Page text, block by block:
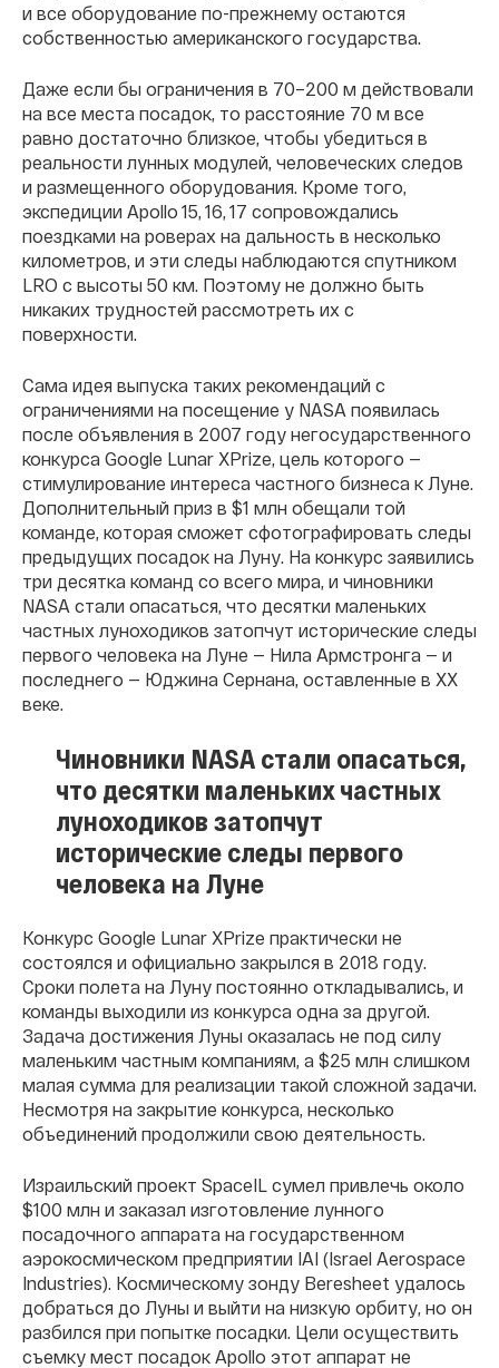
и все оборудование по-прежнему остаются
собственностью американского государства.
Даже если бы ограничения в 70–200 м действовали
на все места посадок, то расстояние 70 м все
равно достаточно близкое, чтобы убедиться в
реальности лунных модулей, человеческих следов
и размещенного оборудования. Кроме того,
экспедиции Apollo 15, 16, 17 сопровождались
поездками на роверах на дальность в несколько
километров, и эти следы наблюдаются спутником
LRO с высоты 50 км. Поэтому не должно быть
никаких трудностей рассмотреть их с
поверхности.
Сама идея выпуска таких рекомендаций с
ограничениями на посещение у NASA появилась
после объявления в 2007 году негосударственного
конкурса Google Lunar XPrize, цель которого —
стимулирование интереса частного бизнеса к Луне.
Дополнительный приз в $1 млн обещали той
команде, которая сможет сфотографировать следы
предыдущих посадок на Луну. На конкурс заявились
три десятка команд со всего мира, и чиновники
NASA стали опасаться, что десятки маленьких
частных луноходиков затопчут исторические следы
первого человека на Луне — Нила Армстронга — и
последнего — Юджина Сернана, оставленные в ХХ
веке.
Чиновники NASA стали опасаться,
что десятки маленьких частных
луноходиков затопчут
исторические следы первого
человека на Луне
Конкурс Google Lunar XPrize практически не
состоялся и официально закрылся в 2018 году.
Сроки полета на Луну постоянно откладывались, и
команды выходили из конкурса одна за другой.
Задача достижения Луны оказалась не под силу
маленьким частным компаниям, а $25 млн слишком
малая сумма для реализации такой сложной задачи.
Несмотря на закрытие конкурса, несколько
объединений продолжили свою деятельность.
Израильский проект SpaceIL сумел привлечь около
$100 млн и заказал изготовление лунного
посадочного аппарата на государственном
аэрокосмическом предприятии IAI (Israel Aerospace
Industries). Космическому зонду Beresheet удалось
добраться до Луны и выйти на низкую орбиту, но он
разбился при попытке посадки. Цели осуществить
съемку мест посадок Apollo этот аппарат не